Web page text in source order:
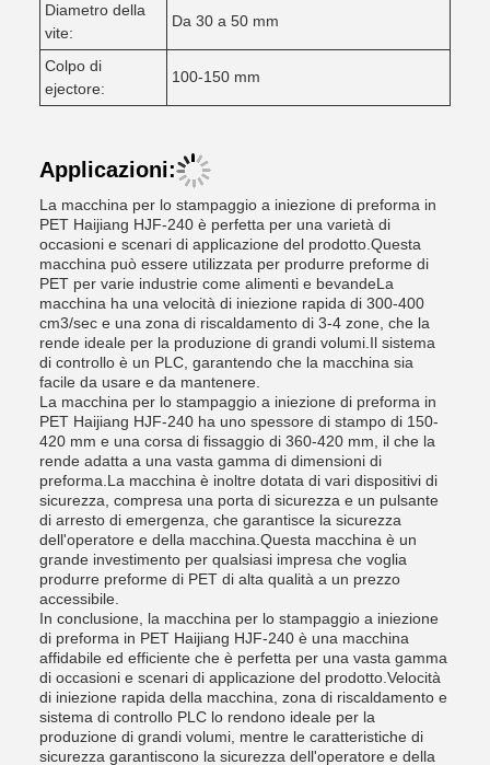
Diametro della
vite:
Da 30 a 50 mm
Colpo di
ejectore:
100-150 mm
Applicazioni:
La macchina per lo stampaggio a iniezione di preforma in
PET Haijiang HJF-240 è perfetta per una varietà di
occasioni e scenari di applicazione del prodotto.Questa
macchina può essere utilizzata per produrre preforme di
PET per varie industrie come alimenti e bevandeLa
macchina ha una velocità di iniezione rapida di 300-400
cm3/sec e una zona di riscaldamento di 3-4 zone, che la
rende ideale per la produzione di grandi volumi.Il sistema
di controllo è un PLC, garantendo che la macchina sia
facile da usare e da mantenere.
La macchina per lo stampaggio a iniezione di preforma in
PET Haijiang HJF-240 ha uno spessore di stampo di 150-
420 mm e una corsa di fissaggio di 360-420 mm, il che la
rende adatta a una vasta gamma di dimensioni di
preforma.La macchina è inoltre dotata di vari dispositivi di
sicurezza, compresa una porta di sicurezza e un pulsante
di arresto di emergenza, che garantisce la sicurezza
dell'operatore e della macchina.Questa macchina è un
grande investimento per qualsiasi impresa che voglia
produrre preforme di PET di alta qualità a un prezzo
accessibile.
In conclusione, la macchina per lo stampaggio a iniezione
di preforma in PET Haijiang HJF-240 è una macchina
affidabile ed efficiente che è perfetta per una vasta gamma
di occasioni e scenari di applicazione del prodotto.Velocità
di iniezione rapida della macchina, zona di riscaldamento e
sistema di controllo PLC lo rendono ideale per la
produzione di grandi volumi, mentre le caratteristiche di
sicurezza garantiscono la sicurezza dell'operatore e della